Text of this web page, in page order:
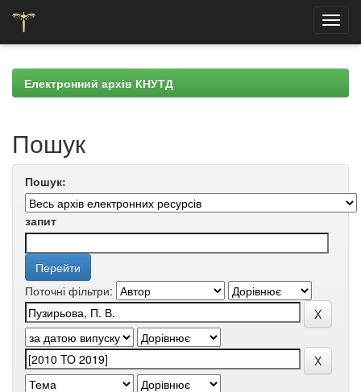
navigationЕлектронний архів КНУТД
Пошук
Пошук:
запит
Поточні фільтри: